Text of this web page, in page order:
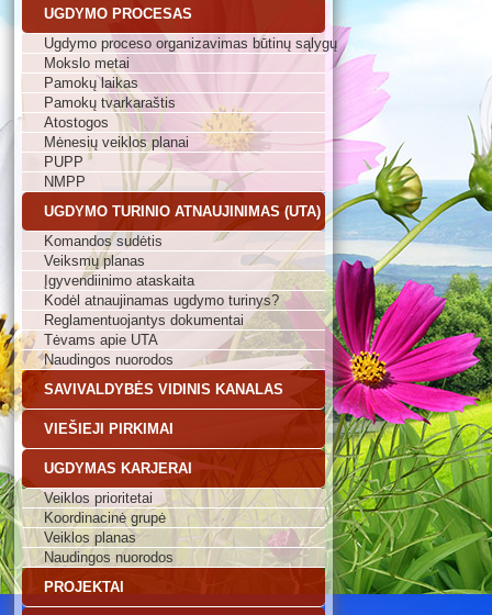
UGDYMO PROCESAS
Ugdymo proceso organizavimas būtinų sąlygų
Mokslo metai
Pamokų laikas
Pamokų tvarkaraštis
Atostogos
Mėnesių veiklos planai
PUPP
NMPP
UGDYMO TURINIO ATNAUJINIMAS (UTA)
Komandos sudėtis
Veiksmų planas
Įgyvendiinimo ataskaita
Kodėl atnaujinamas ugdymo turinys?
Reglamentuojantys dokumentai
Tėvams apie UTA
Naudingos nuorodos
SAVIVALDYBĖS VIDINIS KANALAS
VIEŠIEJI PIRKIMAI
UGDYMAS KARJERAI
Veiklos prioritetai
Koordinacinė grupė
Veiklos planas
Naudingos nuorodos
PROJEKTAI